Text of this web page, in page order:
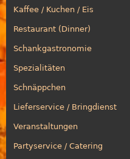
Kaffee / Kuchen / Eis
Restaurant (Dinner)
Schankgastronomie
Spezialitäten
Schnäppchen
Lieferservice / Bringdienst
Veranstaltungen
Partyservice / Catering